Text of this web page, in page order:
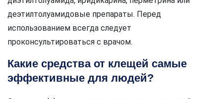
деэтилтолуамидовые препараты. Перед
использованием всегда следует
проконсультироваться с врачом.
Какие средства от клещей самые
эффективные для людей?